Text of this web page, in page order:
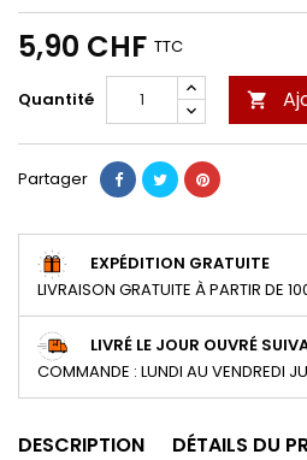
5,90 CHF TTC
Quantité 
Partager
EXPÉDITION GRATUITE
LIVRAISON GRATUITE À PARTIR DE
LIVRÉ LE JOUR OUVRÉ
COMMANDE : LUNDI AU VENDREDI
DESCRIPTION DÉTAILS DU